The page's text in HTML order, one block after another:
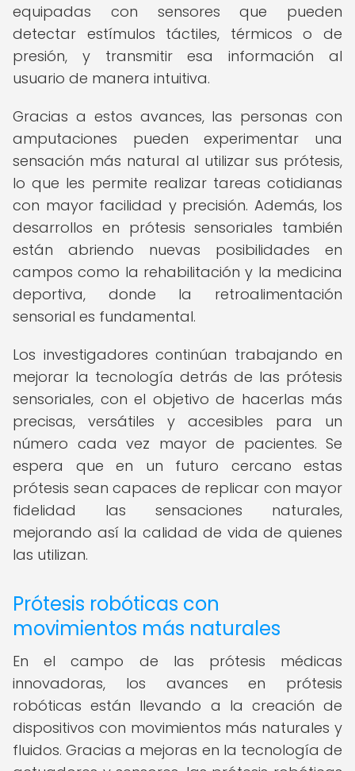
equipadas con sensores que pueden
detectar estímulos táctiles, térmicos o de
presión, y transmitir esa información al
usuario de manera intuitiva.
Gracias a estos avances, las personas con
amputaciones pueden experimentar una
sensación más natural al utilizar sus prótesis,
lo que les permite realizar tareas cotidianas
con mayor facilidad y precisión. Además, los
desarrollos en prótesis sensoriales también
están abriendo nuevas posibilidades en
campos como la rehabilitación y la medicina
deportiva, donde la retroalimentación
sensorial es fundamental.
Los investigadores continúan trabajando en
mejorar la tecnología detrás de las prótesis
sensoriales, con el objetivo de hacerlas más
precisas, versátiles y accesibles para un
número cada vez mayor de pacientes. Se
espera que en un futuro cercano estas
prótesis sean capaces de replicar con mayor
fidelidad las sensaciones naturales,
mejorando así la calidad de vida de quienes
las utilizan.
Prótesis robóticas con
movimientos más naturales
En el campo de las prótesis médicas
innovadoras, los avances en prótesis
robóticas están llevando a la creación de
dispositivos con movimientos más naturales y
fluidos. Gracias a mejoras en la tecnología de